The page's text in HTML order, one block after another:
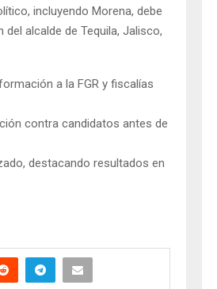
incluyendo Morena, debe
alcalde de Tequila, Jalisco,
a la FGR y fiscalías
contra candidatos antes de
destacando resultados en